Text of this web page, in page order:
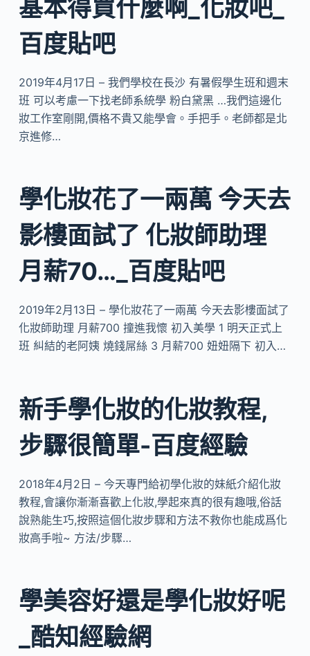
基本得買什麼啊_化妝吧_
百度貼吧
2019年4月17日 – 我們學校在長沙 有暑假學生班和週末
班 可以考慮一下找老師系統學 粉白黛黑 …我們這邊化
妝工作室剛開,價格不貴又能學會。手把手。老師都是北
京進修…
學化妝花了一兩萬 今天去
影樓面試了 化妝師助理
月薪70…_百度貼吧
2019年2月13日 – 學化妝花了一兩萬 今天去影樓面試了
化妝師助理 月薪700 撞進我懷 初入美學 1 明天正式上
班 糾結的老阿姨 燒錢屌絲 3 月薪700 妞妞隔下 初入…
新手學化妝的化妝教程,
步驟很簡單-百度經驗
2018年4月2日 – 今天專門給初學化妝的妹紙介紹化妝
教程,會讓你漸漸喜歡上化妝,學起來真的很有趣哦,俗話
說熟能生巧,按照這個化妝步驟和方法不救你也能成爲化
妝高手啦~ 方法/步驟…
學美容好還是學化妝好呢
_酷知經驗網